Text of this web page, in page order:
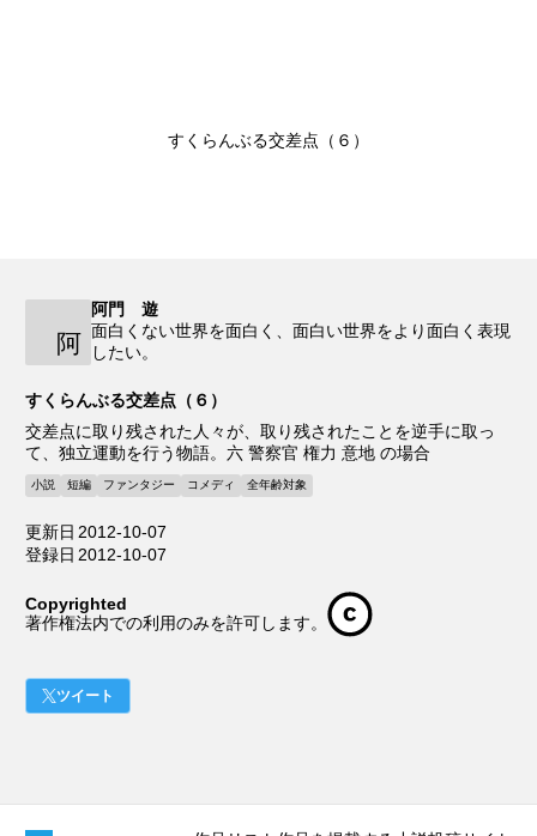
すくらんぶる交差点（６）
阿
阿門 遊
面白くない世界を面白く、面白い世界をより面白く表現
したい。
すくらんぶる交差点（６）
交差点に取り残された人々が、取り残されたことを逆手に取っ
て、独立運動を行う物語。六 警察官 権力 意地 の場合
小説 短編 ファンタジー コメディ 全年齢対象
更新日 2012-10-07
登録日 2012-10-07
Copyrighted
著作権法内での利用のみを許可します。
ツイート